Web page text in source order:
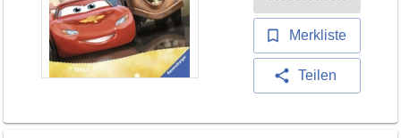
Merkliste
Teilen